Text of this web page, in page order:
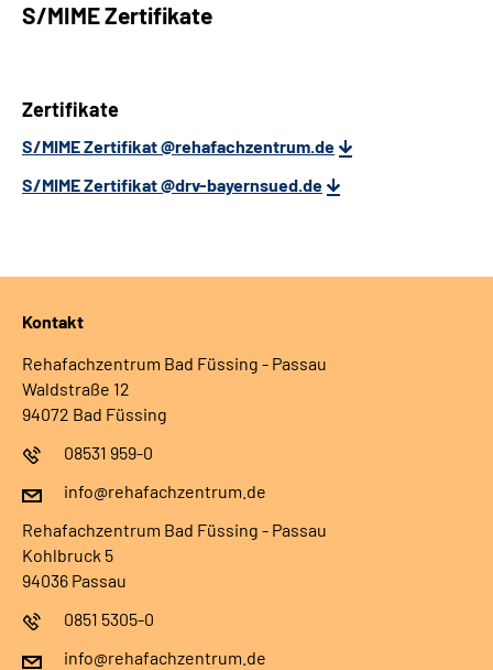
S/MIME Zertifikate
Zertifikate
S/MIME Zertifikat @rehafachzentrum.de
S/MIME Zertifikat @drv-bayernsued.de
Kontakt
Rehafachzentrum Bad Füssing - Passau
Waldstraße 12
94072 Bad Füssing
08531 959-0
info@rehafachzentrum.de
Rehafachzentrum Bad Füssing - Passau
Kohlbruck 5
94036 Passau
0851 5305-0
info@rehafachzentrum.de